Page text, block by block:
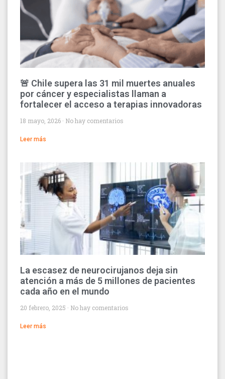
🚨 Chile supera las 31 mil muertes anuales
por cáncer y especialistas llaman a
fortalecer el acceso a terapias innovadoras
18 mayo, 2026 No hay comentarios
Leer más
La escasez de neurocirujanos deja sin
atención a más de 5 millones de pacientes
cada año en el mundo
20 febrero, 2025 No hay comentarios
Leer más